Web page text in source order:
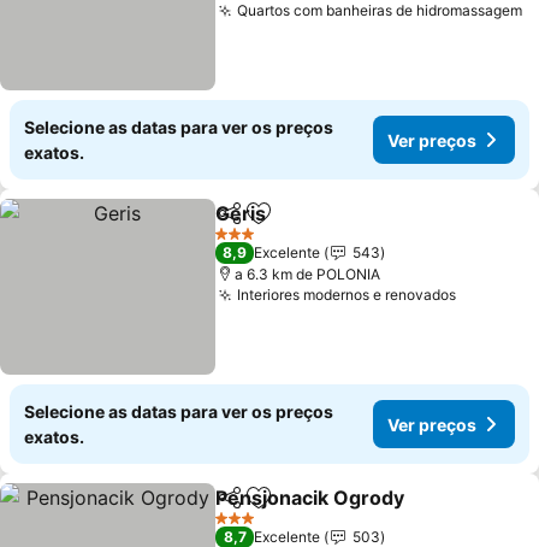
Quartos com banheiras de hidromassagem
Selecione as datas para ver os preços
exatos.
Ver preços
PartilharAdicionar aos favoritos
Geris
3 Estrelas
8,9 Excelente
543
a 6.3 km de POLONIA
Interiores modernos e renovados
Selecione as datas para ver os preços
exatos.
Ver preços
PartilharAdicionar aos favoritos
Pensjonacik Ogrody
3 Estrelas
8,7 Excelente
503